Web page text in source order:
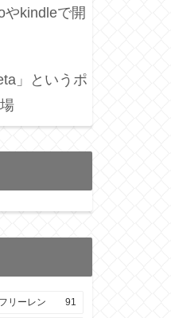
やkindleで開
」というポ
リーレン 91